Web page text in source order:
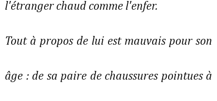
l'étranger chaud comme l'enfer.
Tout à propos de lui est mauvais pour son
âge : de sa paire de chaussures pointues à